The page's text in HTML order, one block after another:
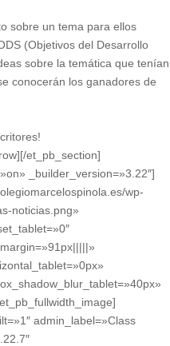
sobre un tema para ellos
(Objetivos del Desarrollo
sobre la temática que tenían
conocerán los ganadores de
et_pb_section]
_builder_version=»3.22″]
wp-
noticias.png»
admin_label=»Class